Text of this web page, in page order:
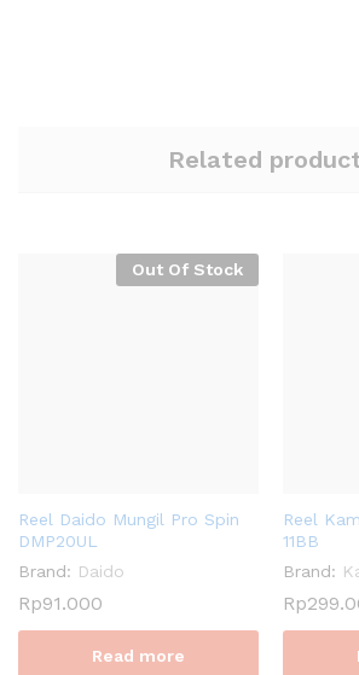
Related
Out Of Stock
Reel Daido Mungil Pro Spin
DMP20UL
Brand: Daido
Rp91.000
Read more
Reel
11BB
Brand:
Rp